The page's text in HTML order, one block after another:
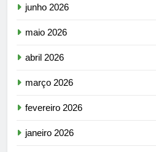
junho 2026
maio 2026
abril 2026
março 2026
fevereiro 2026
janeiro 2026